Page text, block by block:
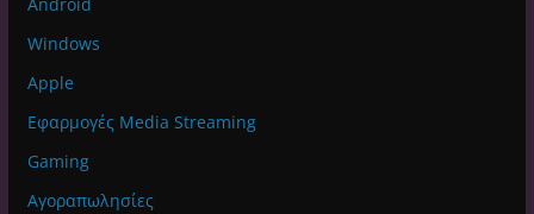
Windows
Apple
Εφαρμογές Media Streaming
Gaming
Αγοραπωλησίες